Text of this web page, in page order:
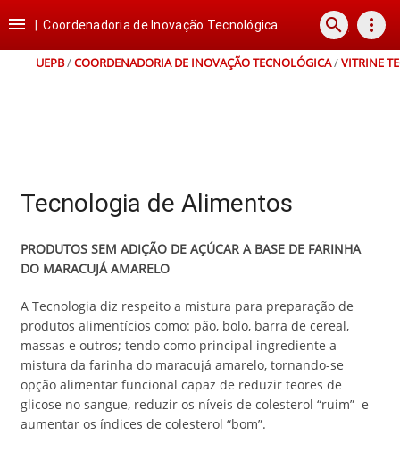
para
conteúdo
para
para
para
rodapé
 |Coordenadoria de Inovação Tecnológica search more_vert
UEPB/COORDENADORIA DE INOVAÇÃO TECNOLÓGICA/VITRINE
Tecnologia de Alimentos
PRODUTOS SEM ADIÇÃO DE AÇÚCAR A BASE DE FARINHA
DO MARACUJÁ AMARELO
A Tecnologia diz respeito a mistura para preparação de
produtos alimentícios como: pão, bolo, barra de cereal,
massas e outros; tendo como principal ingrediente a
mistura da farinha do maracujá amarelo, tornando-se
opção alimentar funcional capaz de reduzir teores de
glicose no sangue, reduzir os níveis de colesterol “ruim” e
aumentar os índices de colesterol “bom”.